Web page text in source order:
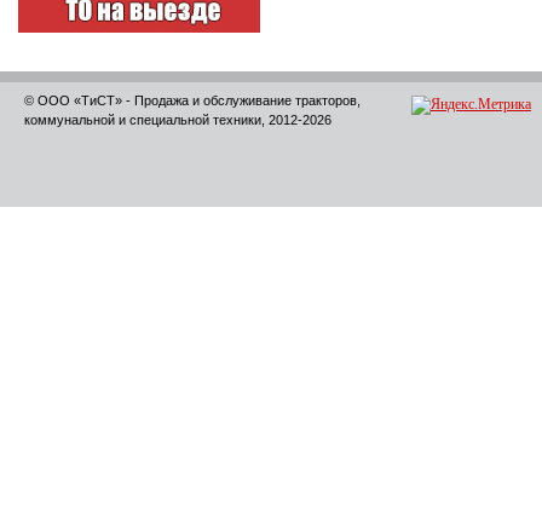
© ООО «ТиСТ» - Продажа и обслуживание тракторов,
коммунальной и специальной техники, 2012-2026